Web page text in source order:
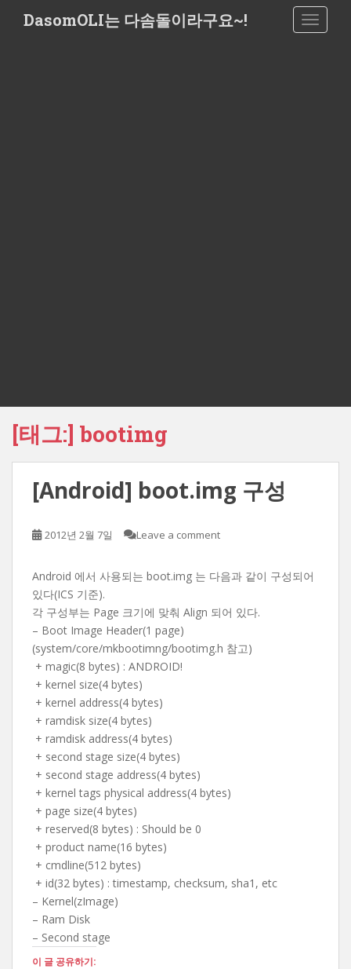
DasomOLI는 다솜돌이라구요~!
[태그:] bootimg
[Android] boot.img 구성
2012년 2월 7일 Leave a comment
Android 에서 사용되는 boot.img 는 다음과 같이 구성되어
있다(ICS 기준).
각 구성부는 Page 크기에 맞춰 Align 되어 있다.
– Boot Image Header(1 page)
(system/core/mkbootimng/bootimg.h 참고)
+ magic(8 bytes) : ANDROID!
+ kernel size(4 bytes)
+ kernel address(4 bytes)
+ ramdisk size(4 bytes)
+ ramdisk address(4 bytes)
+ second stage size(4 bytes)
+ second stage address(4 bytes)
+ kernel tags physical address(4 bytes)
+ page size(4 bytes)
+ reserved(8 bytes) : Should be 0
+ product name(16 bytes)
+ cmdline(512 bytes)
+ id(32 bytes) : timestamp, checksum, sha1, etc
– Kernel(zImage)
– Ram Disk
– Second stage
이 글 공유하기: